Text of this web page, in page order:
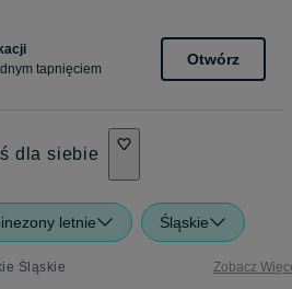
tapnięciem
Otwórz
dla siebie
letnie Śląskie
Śląskie Zobacz